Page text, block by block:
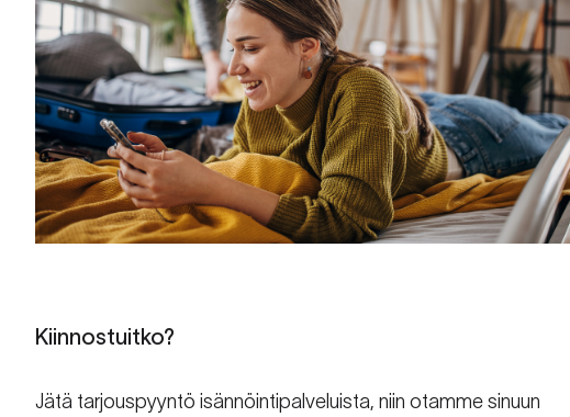
Kiinnostuitko?
Jätä tarjouspyyntö isännöintipalveluista, niin otamme sinuun